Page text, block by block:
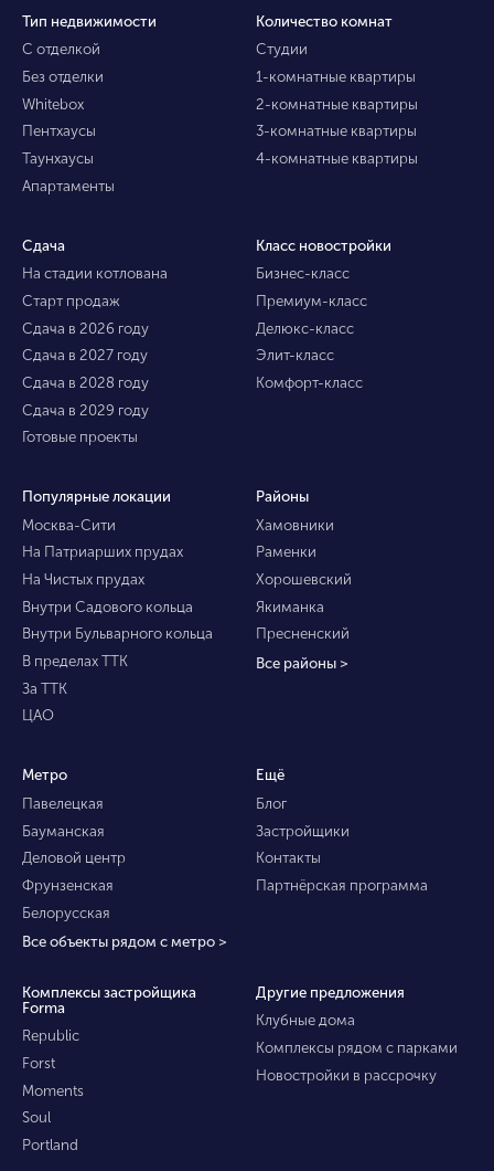
Тип недвижимости
С отделкой
Без отделки
Whitebox
Пентхаусы
Таунхаусы
Апартаменты
Количество комнат
Студии
1-комнатные квартиры
2-комнатные квартиры
3-комнатные квартиры
4-комнатные квартиры
Сдача
На стадии котлована
Старт продаж
Сдача в 2026 году
Сдача в 2027 году
Сдача в 2028 году
Сдача в 2029 году
Готовые проекты
Класс новостройки
Бизнес-класс
Премиум-класс
Делюкс-класс
Элит-класс
Комфорт-класс
Популярные локации
Москва-Сити
На Патриарших прудах
На Чистых прудах
Внутри Садового кольца
Внутри Бульварного кольца
В пределах ТТК
За ТТК
ЦАО
Районы
Хамовники
Раменки
Хорошевский
Якиманка
Пресненский
Все районы >
Метро
Павелецкая
Бауманская
Деловой центр
Фрунзенская
Белорусская
Все объекты рядом с метро >
Ещё
Блог
Застройщики
Контакты
Партнёрская программа
Комплексы застройщика
Forma
Republic
Forst
Moments
Soul
Portland
Другие предложения
Клубные дома
Комплексы рядом с парками
Новостройки в рассрочку